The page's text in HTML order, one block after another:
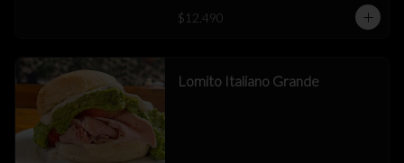
$12.490
Lomito Italiano Grande